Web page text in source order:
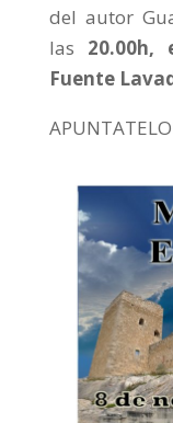
del autor
las 20.00h,
Fuente